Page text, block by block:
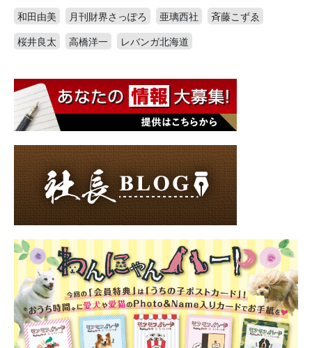
和田由美
月刊財界さっぽろ 亜璃西社
斉藤こずゑ
桜井良太
高橋洋一 レバンガ北海道